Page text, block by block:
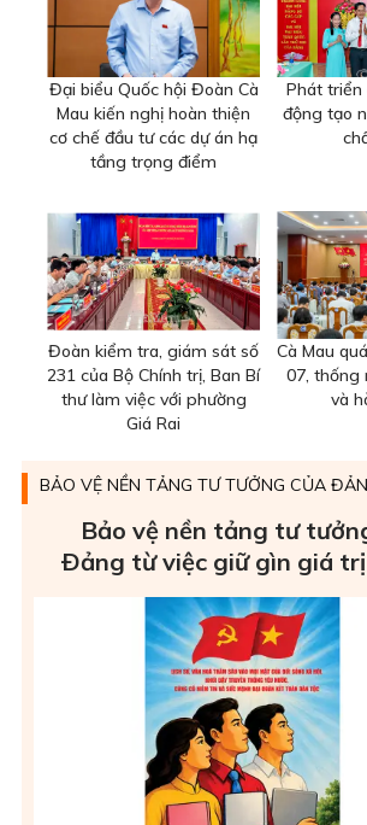
Đại biểu Quốc hội Đoàn Cà
Mau kiến nghị hoàn thiện
cơ chế đầu tư các dự án hạ
tầng trọng điểm
Phát triển
động tạo
Đoàn kiểm tra, giám sát số
231 của Bộ Chính trị, Ban Bí
thư làm việc với phường
Giá Rai
Cà Mau
07, thống
và
BẢO VỆ NỀN TẢNG TƯ TƯỞNG CỦA
Bảo vệ nền tảng tư
Ðảng từ việc giữ gìn giá